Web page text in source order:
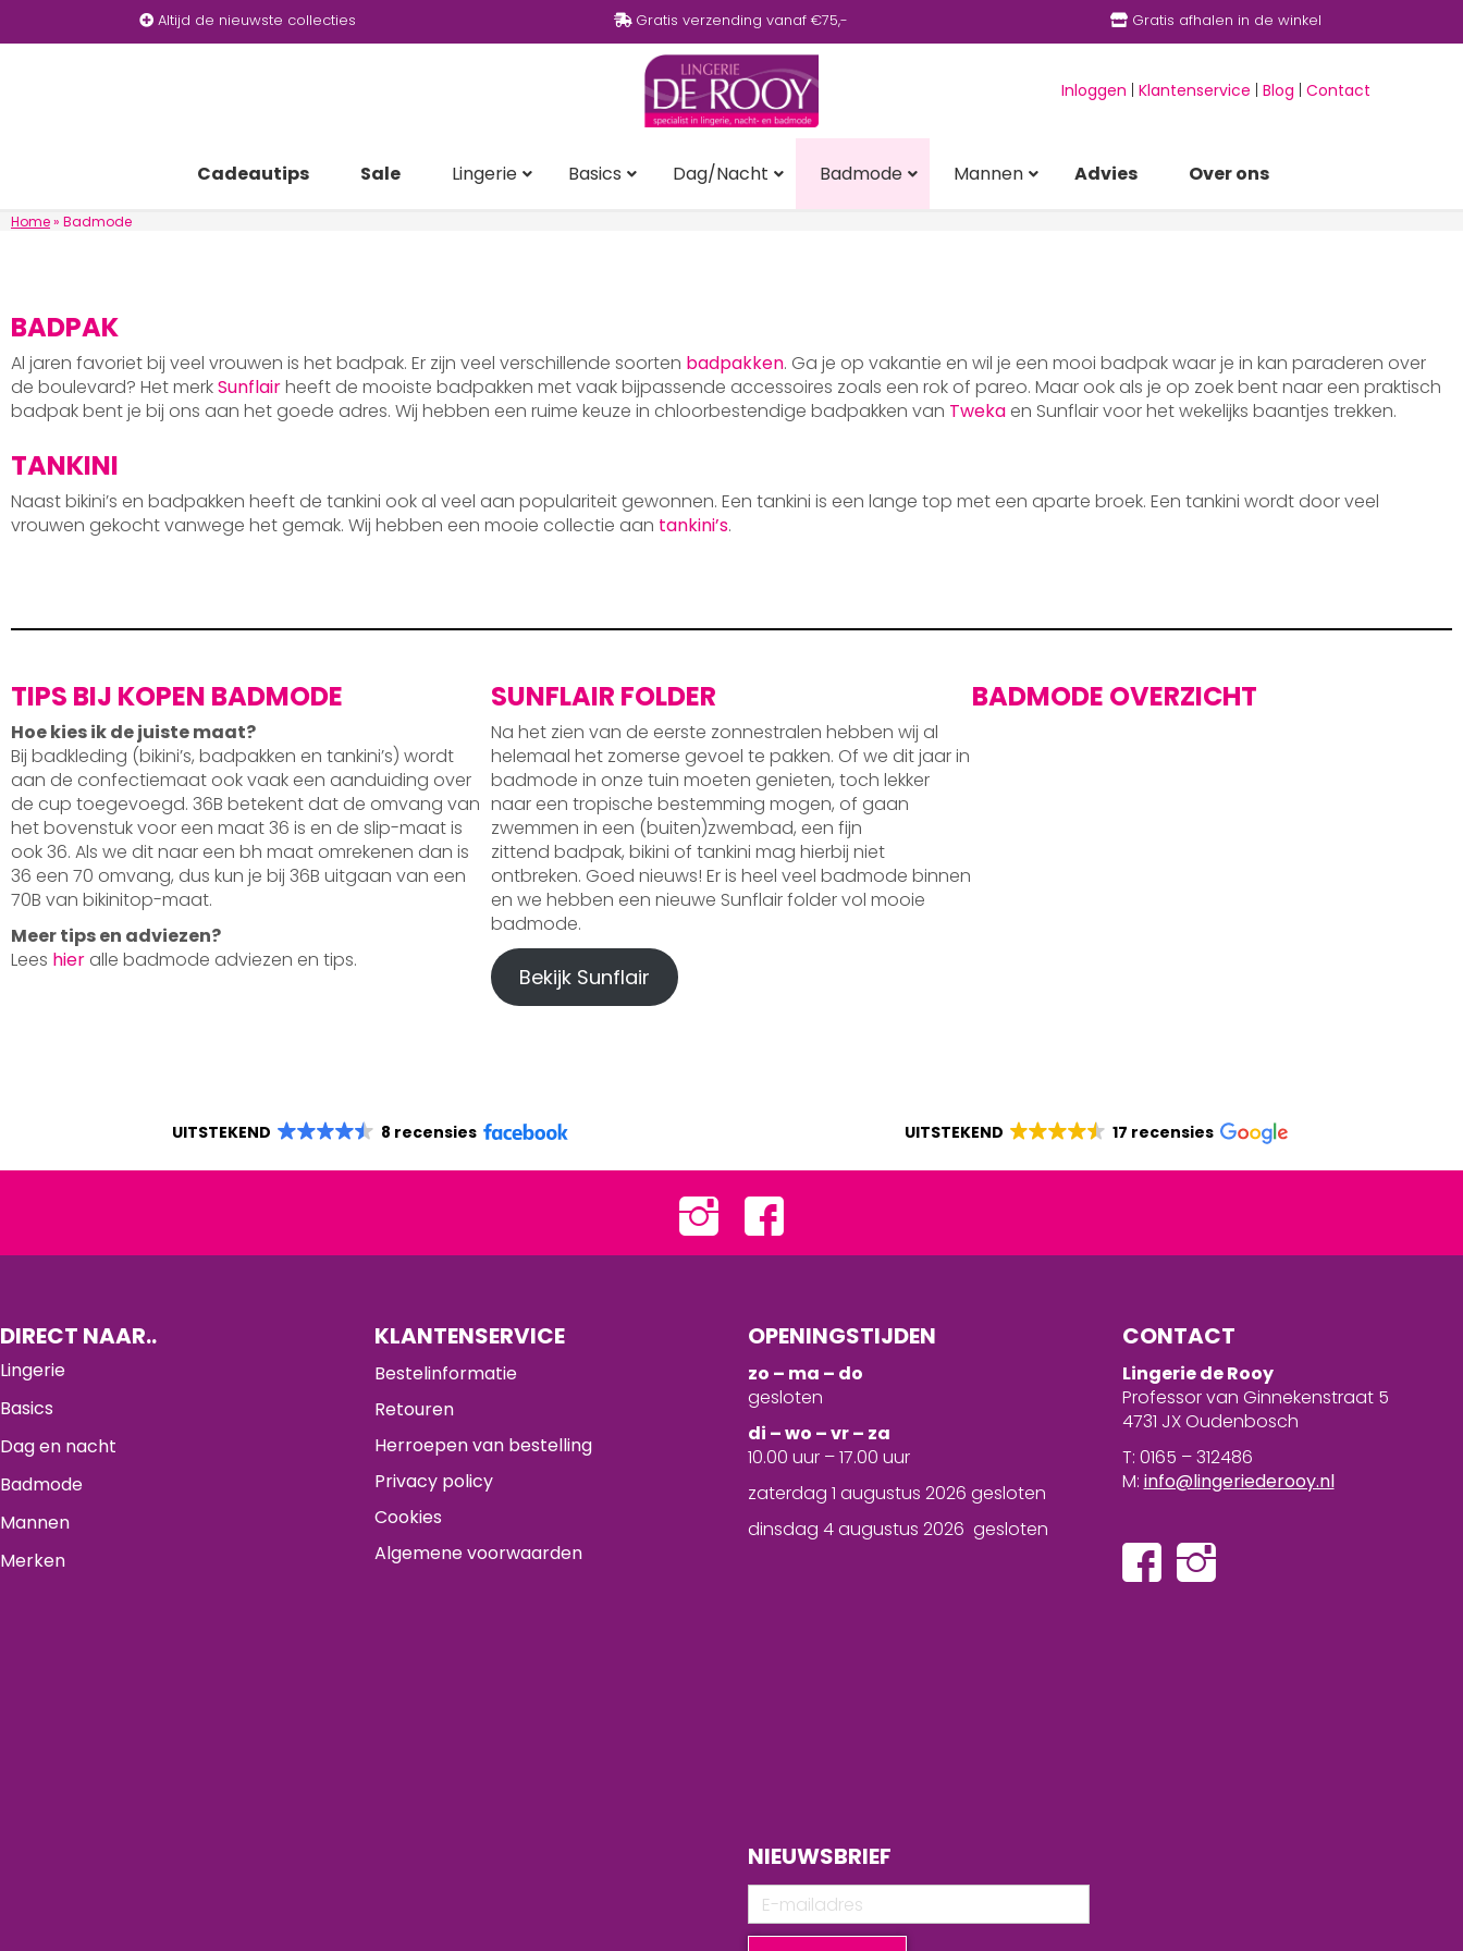
Altijd de nieuwste collecties Gratis verzending vanaf €75,- Gratis afhalen in de winkel
Inloggen Klantenservice Blog Contact
Cadeautips Sale Lingerie Basics Dag/Nacht Badmode Mannen Advies Over ons
Home» Badmode
BADPAK
Al jaren favoriet bij veel vrouwen is het badpak. Er zijn veel verschillende soorten badpakken. Ga je op vakantie en wil je een mooi badpak waar je in kan paraderen over
de boulevard? Het merkSunflairheeft de mooiste badpakken met vaak bijpassende accessoires zoals een rok of pareo. Maar ook als je op zoek bent naar een praktisch
badpak bent je bij ons aan het goede adres. Wij hebben een ruime keuze in chloorbestendige badpakken van Tweka en Sunflair voor het wekelijks baantjes trekken.
TANKINI
Naast bikini’s en badpakken heeft de tankini ook al veel aan populariteit gewonnen. Een tankini is een lange top met een aparte broek. Een tankini wordt door veel
vrouwen gekocht vanwege het gemak. Wij hebben een mooie collectie aan tankini’s.
TIPS BIJ KOPEN BADMODE
Hoe kies ik de juiste maat?
Bij badkleding (bikini’s, badpakken en tankini’s) wordt
aan de confectiemaat ook vaak een aanduiding over
de cup toegevoegd. 36B betekent dat de omvang van
het bovenstuk voor een maat 36 is en de slip-maat is
ook 36. Als we dit naar een bh maat omrekenen dan is
36 een 70 omvang, dus kun je bij 36B uitgaan van een
70B van bikinitop-maat.
Meer tips en adviezen?
Lees hier alle badmode adviezen en tips.
SUNFLAIR FOLDER
Na het zien van de eerste zonnestralen hebben wij al
helemaal het zomerse gevoel te pakken. Of we dit jaar in
badmode in onze tuin moeten genieten, toch lekker
naar een tropische bestemming mogen, of gaan
zwemmen in een (buiten)zwembad, een fijn
zittend badpak, bikini of tankini mag hierbij niet
ontbreken. Goed nieuws! Er is heel veel badmode binnen
en we hebben een nieuwe Sunflair folder vol mooie
badmode.
Bekijk Sunflair
BADMODE OVERZICHT
UITSTEKEND 8 recensies UITSTEKEND 17 recensies
DIRECT NAAR..
Lingerie
Basics
Dag en nacht
Badmode
Mannen
Merken
KLANTENSERVICE
Bestelinformatie
Retouren
Herroepen van bestelling
Privacy policy
Cookies
Algemene voorwaarden
OPENINGSTIJDEN
zo – ma – do
gesloten
di – wo – vr – za
10.00 uur – 17.00 uur
zaterdag 1 augustus 2026 gesloten
dinsdag 4 augustus 2026 gesloten
NIEUWSBRIEF
CONTACT
Lingerie de Rooy
Professor van Ginnekenstraat 5
4731 JX Oudenbosch
T: 0165 – 312486
M: info@lingeriederooy.nl